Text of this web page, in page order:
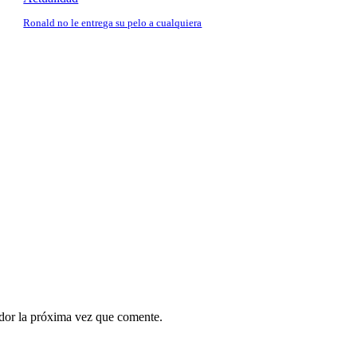
Ronald no le entrega su pelo a cualquiera
la próxima vez que comente.